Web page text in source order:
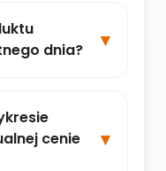
dnia?
cenie